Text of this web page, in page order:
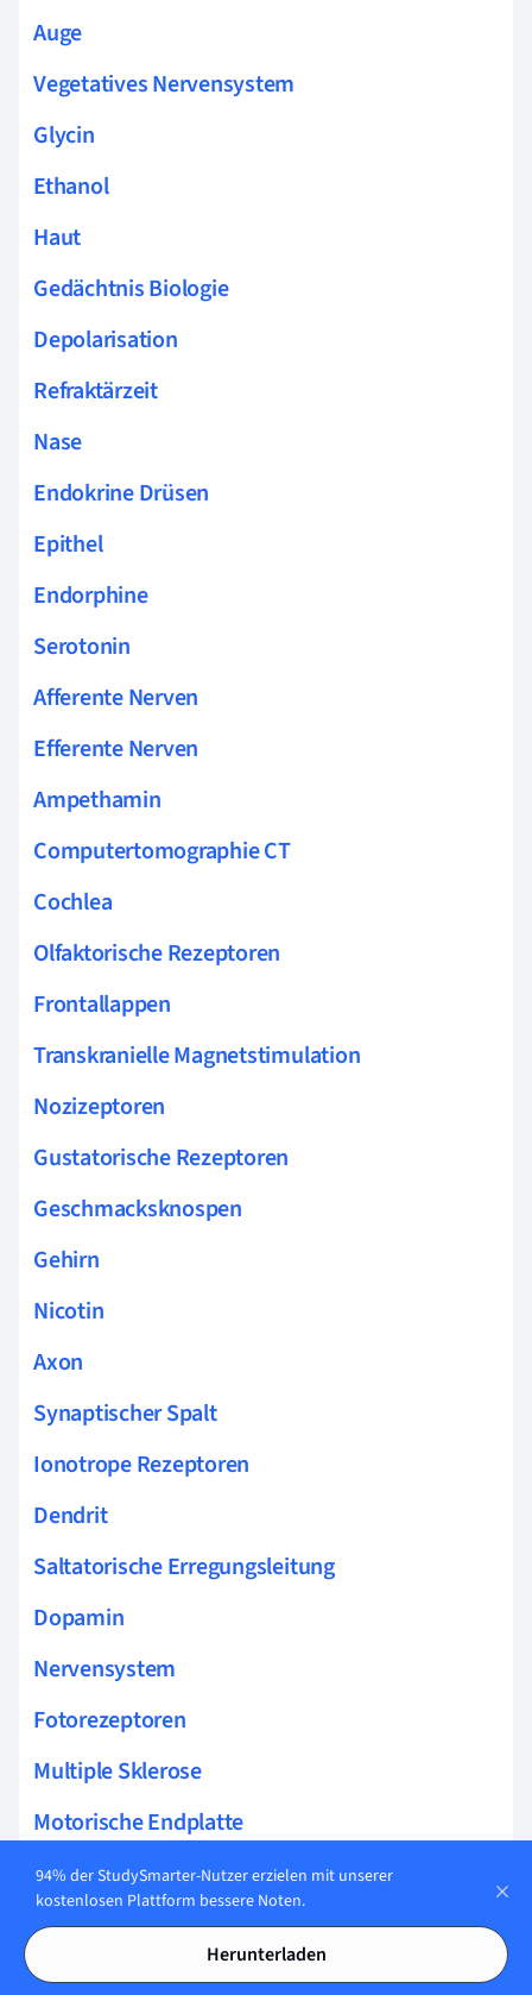
Auge
Vegetatives Nervensystem
Glycin
Ethanol
Haut
Gedächtnis Biologie
Depolarisation
Refraktärzeit
Nase
Endokrine Drüsen
Epithel
Endorphine
Serotonin
Afferente Nerven
Efferente Nerven
Ampethamin
Computertomographie CT
Cochlea
Olfaktorische Rezeptoren
Frontallappen
Transkranielle Magnetstimulation
Nozizeptoren
Gustatorische Rezeptoren
Geschmacksknospen
Gehirn
Nicotin
Axon
Synaptischer Spalt
Ionotrope Rezeptoren
Dendrit
Saltatorische Erregungsleitung
Dopamin
Nervensystem
Fotorezeptoren
Multiple Sklerose
Motorische Endplatte
Schwann Zellen
Alzheimer
Parkinson
94% der StudySmarter-Nutzer erzielen mit unserer
kostenlosen Plattform bessere Noten.
Herunterladen